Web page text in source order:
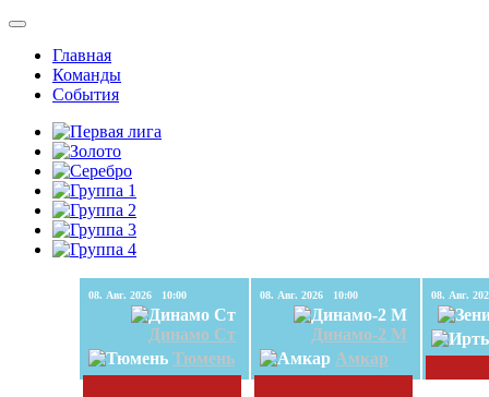
Главная
Команды
События
08. Авг. 2026 10:00
Динамо Ст
Тюмень
08. Авг. 2026 10:00
Динамо-2 М
Амкар